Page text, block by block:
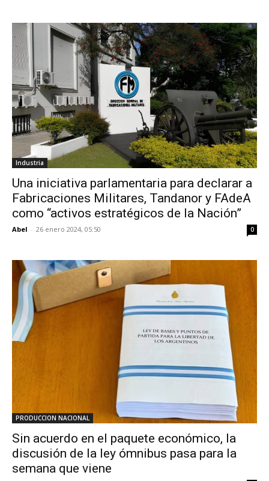
Industria
Una iniciativa parlamentaria para declarar a
Fabricaciones Militares, Tandanor y FAdeA
como “activos estratégicos de la Nación”
Abel - 26 enero 2024, 05:50 0
PRODUCCION NACIONAL
Sin acuerdo en el paquete económico, la
discusión de la ley ómnibus pasa para la
semana que viene